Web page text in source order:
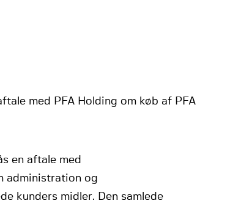
med PFA Holding om køb af PFA
en aftale med
administration og
kunders midler. Den samlede